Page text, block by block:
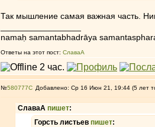
Так мышление самая важная часть.
namaḥ samantabhadrāya
Ответы на этот пост: СлаваА
№580777 Добавлено: Ср 16 Июн 21, 19:44 (5 лет
СлаваА пишет:
Горсть листьев пишет: